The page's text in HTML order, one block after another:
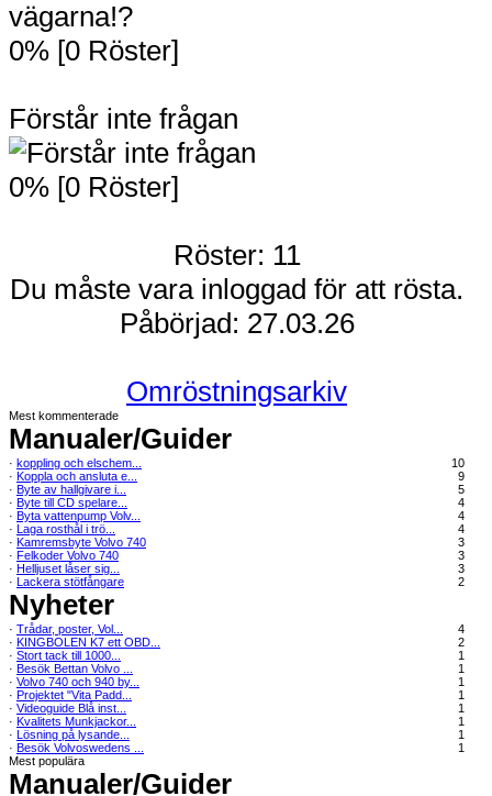
0% [0 Röster]
Förstår inte frågan
0% [0 Röster]
Röster: 11
Du måste vara inloggad för att rösta.
Påbörjad: 27.03.26
Omröstningsarkiv
Mest kommenterade
Manualer/Guider
· koppling och elschem...
10
· Koppla och ansluta e...
9
· Byte av hallgivare i...
5
· Byte till CD spelare...
4
· Byta vattenpump Volv...
4
· Laga rosthål i trö...
4
· Kamremsbyte Volvo 740
3
· Felkoder Volvo 740
3
· Helljuset låser sig...
3
· Lackera stötfångare 2
Nyheter
· Trådar, poster, Vol...
4
· KINGBOLEN K7 ett OBD...
2
· Stort tack till 1000...
1
· Besök Bettan Volvo ...
1
· Volvo 740 och 940 by...
1
· Projektet "Vita Padd...
1
· Videoguide Blå inst...
1
· Kvalitets Munkjackor...
1
· Lösning på lysande...
1
· Besök Volvoswedens ...
1
Mest populära
Manualer/Guider